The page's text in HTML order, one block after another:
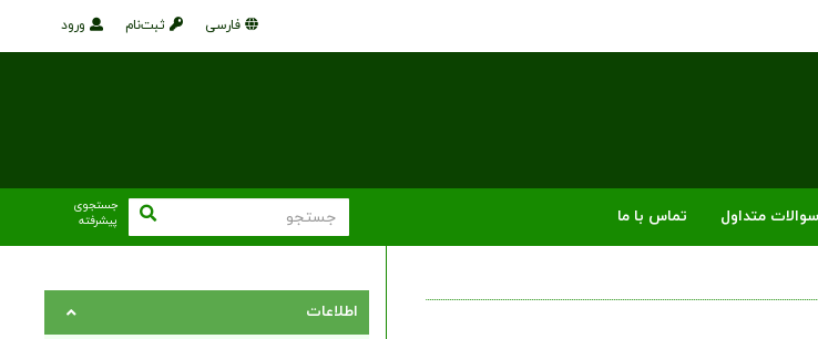
ورود ثبت‌نام فارسی
سوالات متداول تماس با ما
جستجوی
پیشرفته
اطلاعات